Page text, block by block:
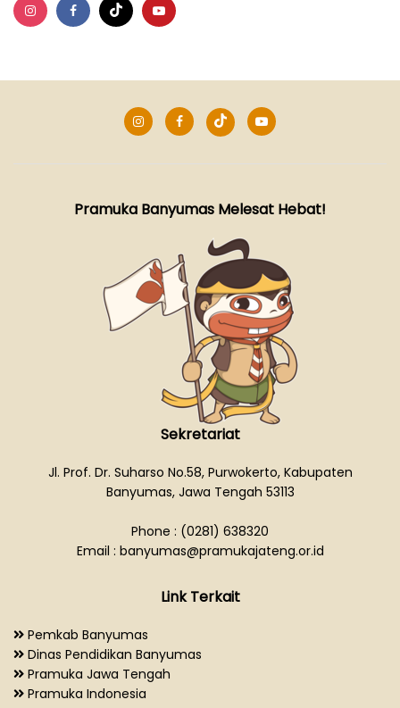
WORKSHOP KEUANGAN KWARCAB
BANYUMAS
Pramuka Banyumas Melesat Hebat!
Sekretariat
Jl. Prof. Dr. Suharso No.58, Purwokerto, Kabupaten
Banyumas, Jawa Tengah 53113
Phone : (0281) 638320
Email : banyumas@pramukajateng.or.id
Link Terkait
Pemkab Banyumas
Dinas Pendidikan Banyumas
Pramuka Jawa Tengah
Pramuka Indonesia